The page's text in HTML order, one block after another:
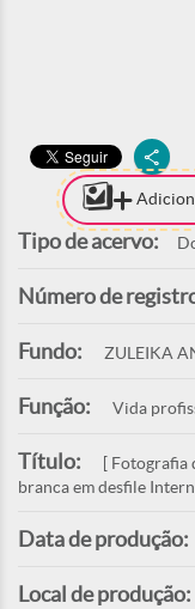
Tipo de acervo:
Número de
Fundo: ZULEIKA
Função: Vida
Título:
[ Fotografia
branca em desfile
Data de produção:
Local de produção: